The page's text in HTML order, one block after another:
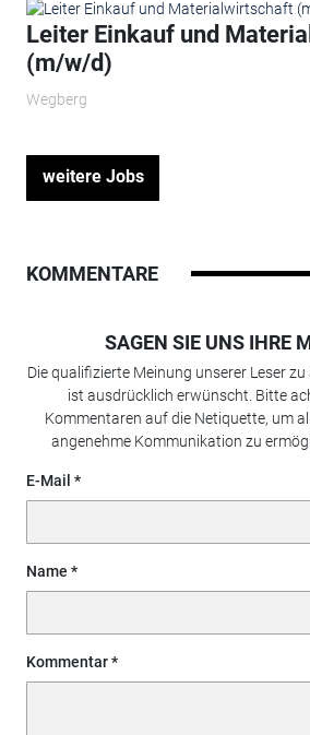
Leiter Einkauf und
(m/w/d)
Wegberg
weitere Jobs
KOMMENTARE
SAGEN SIE UNS IHRE
Die qualifizierte Meinung unserer Leser
ist ausdrücklich erwünscht. Bitte
Kommentaren auf die Netiquette, um
angenehme Kommunikation zu
E-Mail
Name
Kommentar